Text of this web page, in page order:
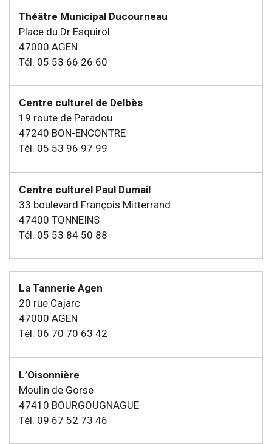
Théâtre Municipal Ducourneau
Place du Dr Esquirol
47000 AGEN
Tél. 05 53 66 26 60
Centre culturel de Delbès
19 route de Paradou
47240 BON-ENCONTRE
Tél. 05 53 96 97 99
Centre culturel Paul Dumail
33 boulevard François Mitterrand
47400 TONNEINS
Tél. 05 53 84 50 88
La Tannerie Agen
20 rue Cajarc
47000 AGEN
Tél. 06 70 70 63 42
L’Oisonnière
Moulin de Gorse
47410 BOURGOUGNAGUE
Tél. 09 67 52 73 46